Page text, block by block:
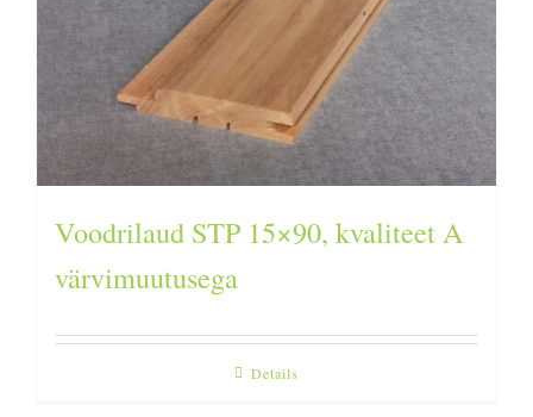
Voodrilaud STP 15×90, kvaliteet A
värvimuutusega
Details